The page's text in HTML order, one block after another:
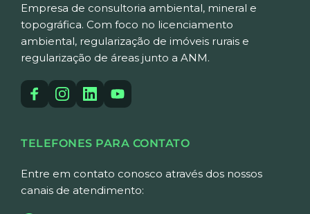
Empresa de consultoria ambiental, mineral e
topográfica. Com foco no licenciamento
ambiental, regularização de imóveis rurais e
regularização de áreas junto a ANM.
TELEFONES PARA CONTATO
Entre em contato conosco através dos nossos
canais de atendimento: